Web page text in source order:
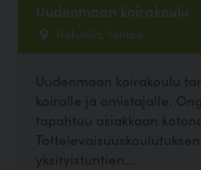
Uudenmaan koirakoulu
Hakunila, Vantaa
Uudenmaan koirakoulu
koiralle ja omistajalle.
tapahtuu asiakkaan
yksityistuntien...